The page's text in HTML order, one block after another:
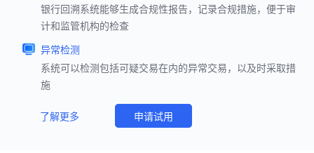
银行回溯系统能够生成合规性报告，记录合规措施，便于审
计和监管机构的检查
异常检测
系统可以检测包括可疑交易在内的异常交易，以及时采取措
施
了解更多 申请试用